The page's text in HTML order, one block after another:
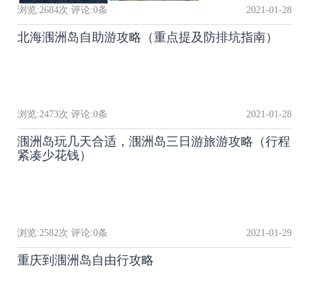
浏览:2684次 评论:0条 2021-01-28
北海涠洲岛自助游攻略（重点提及防排坑指南）
浏览:2473次 评论:0条 2021-01-28
涠洲岛玩几天合适，涠洲岛三日游旅游攻略（行程
紧凑少花钱）
浏览:2582次 评论:0条 2021-01-29
重庆到涠洲岛自由行攻略